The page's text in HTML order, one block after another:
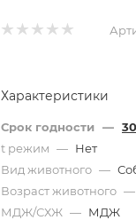
Характеристики
Срок годности —
t режим — Нет
Вид животного —
Возраст животного —
МДЖ/СХЖ — МДЖ